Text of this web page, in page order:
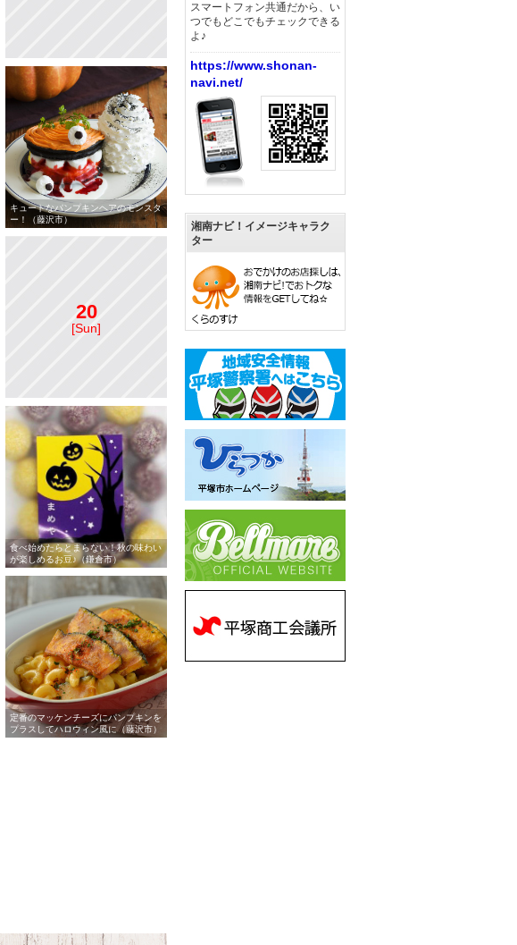
キュートなパンプキンヘアのモンスタ
ー！（藤沢市）
20
[Sun]
食べ始めたらとまらない！秋の味わい
が楽しめるお豆♪（鎌倉市）
定番のマッケンチーズにパンプキンを
プラスしてハロウィン風に（藤沢市）
スマートフォン共通だから、い
つでもどこでもチェックできる
よ♪
https://www.shonan-
navi.net/
湘南ナビ！イメージキャラク
ター